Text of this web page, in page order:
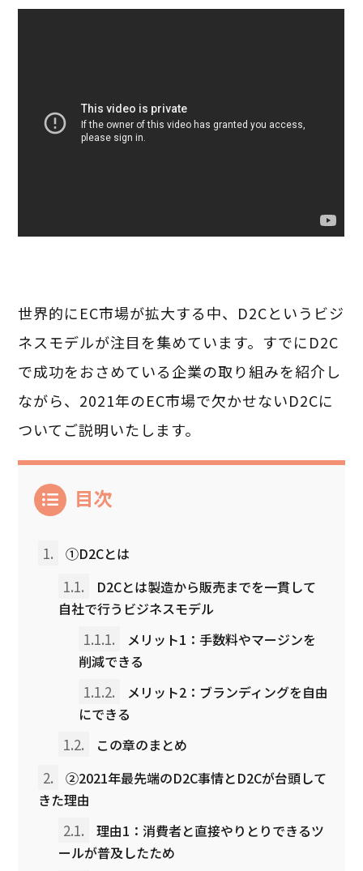
世界的にEC市場が拡大する中、D2Cというビジ
ネスモデルが注目を集めています。すでにD2C
で成功をおさめている企業の取り組みを紹介し
ながら、2021年のEC市場で欠かせないD2Cに
ついてご説明いたします。
目次
1. ①D2Cとは
1.1.
D2Cとは製造から販売までを一貫して
自社で行うビジネスモデル
1.1.1.
メリット1：手数料やマージンを
削減できる
1.1.2.
メリット2：ブランディングを自由
にできる
1.2. この章のまとめ
2.
②2021年最先端のD2C事情とD2Cが台頭して
きた理由
2.1.
理由1：消費者と直接やりとりできるツ
ールが普及したため